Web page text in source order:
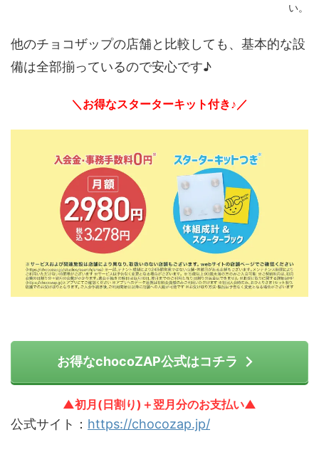
い。
他のチョコザップの店舗と比較しても、基本的な設
備は全部揃っているので安心です♪
＼お得なスターターキット付き♪／
お得なchocoZAP公式はコチラ
▲初月(日割り)＋翌月分のお支払い▲
公式サイト： https://chocozap.jp/